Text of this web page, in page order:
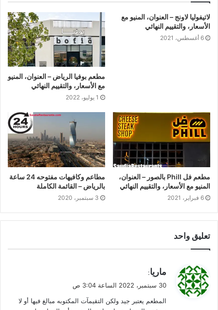
لاتيفوليا لاونج – العنوان، المنيو مع
الأسعار، والتقييم النهائي
6 أغسطس، 2021
مطعم بوفيا الرياض – العنوان، المنيو
مع الأسعار، والتقييم النهائي
1 يوليو، 2022
مطعم فل Phill بالصور – العنوان،
المنيو مع الأسعار، والتقييم النهائي
6 فبراير، 2021
مطاعم وكافيهات مفتوحه 24 ساعة
بالرياض – القائمة الكاملة
3 سبتمبر، 2020
تعليق واحد
ل
ماريا:
30 سبتمبر، 2022 الساعة 3:04 ص
المطعم يعتبر جيد ولكن التقيمآت المكتوبه مبالغ فيها أو لا